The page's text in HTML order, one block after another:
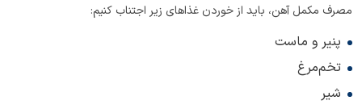
مصرف مکمل آهن، باید از خوردن غذاهای زیر اجتناب کنیم:
پنیر و ماست
تخم‌مرغ
شیر